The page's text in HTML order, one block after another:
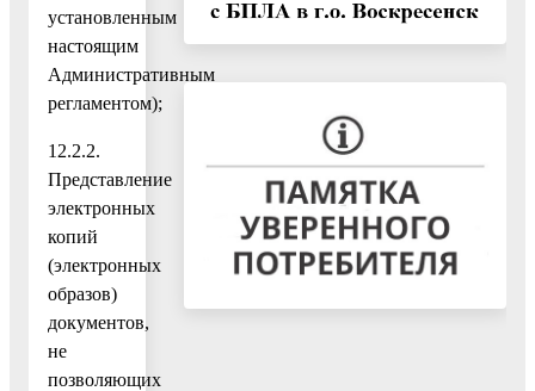
установленным
настоящим
Административным
регламентом);
12.2.2.
Представление
электронных
копий
(электронных
образов)
документов,
не
позволяющих